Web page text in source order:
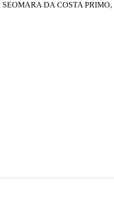
SEOMARA DA COSTA